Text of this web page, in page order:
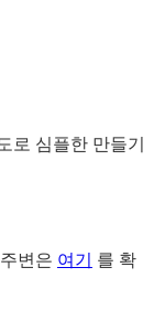
로 심플한 만들기
변은 여기 를 확